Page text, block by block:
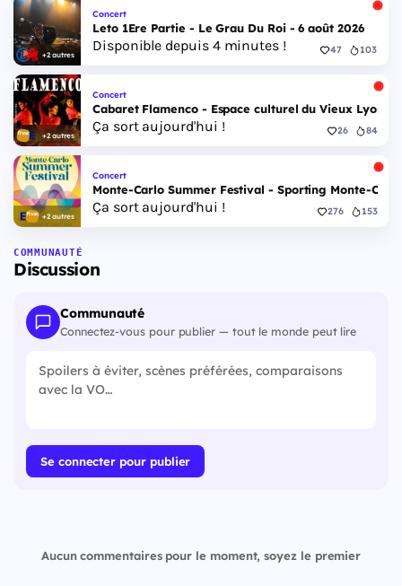
+2 autres
Concert
Leto 1Ere Partie - Le Grau Du Roi - 6 août 2026
Disponible depuis 4 minutes ! 47 103
+2 autres
Concert
Cabaret Flamenco - Espace culturel du Vieux Lyon -
Ça sort aujourd'hui ! 26 84
+2 autres
Concert
Monte-Carlo Summer Festival - Sporting Monte-
Ça sort aujourd'hui ! 276 153
COMMUNAUTÉ
Discussion
Communauté
Connectez-vous pour publier — tout le monde peut lire
Se connecter pour publier
Aucun commentaires pour le moment, soyez le premier